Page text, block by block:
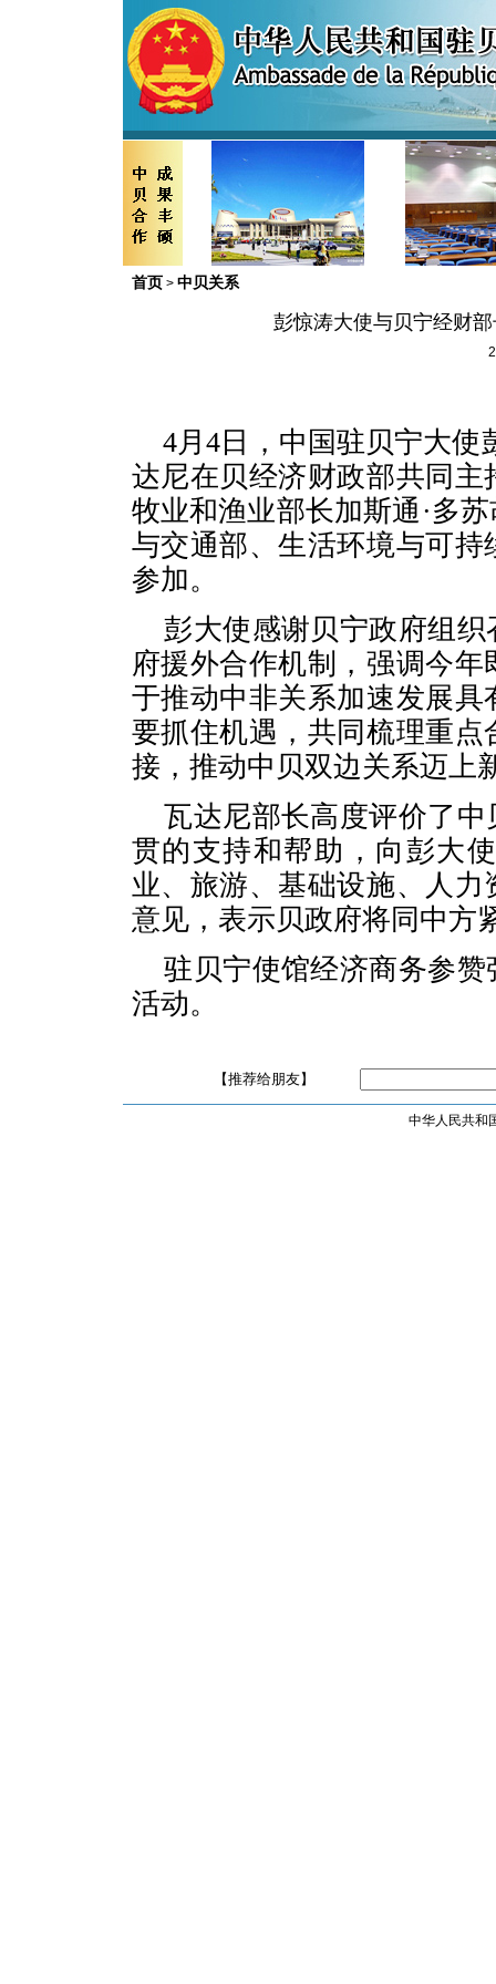
首页 > 中贝关系
彭惊涛大使与贝宁经财
4月4日，中国驻贝宁大使
达尼在贝经济财政部共同
牧业和渔业部长加斯通·多
与交通部、生活环境与可
参加。
彭大使感谢贝宁政府组织
府援外合作机制，强调今
于推动中非关系加速发展
要抓住机遇，共同梳理重
接，推动中贝双边关系迈上
瓦达尼部长高度评价了中
贯的支持和帮助，向彭大
业、旅游、基础设施、人
意见，表示贝政府将同中方
驻贝宁使馆经济商务参赞
活动。
【推荐给朋友】
中华人民共和